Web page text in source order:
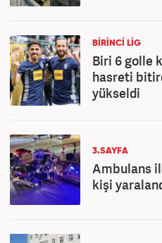
BİRİNCİ LİG
Biri 6 golle
hasreti
yükseldi
3.SAYFA
Ambulans
kişi